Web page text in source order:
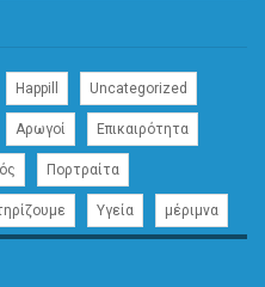
Happill Uncategorized
Αρωγοί Επικαιρότητα
Πορτραίτα
Υγεία μέριμνα